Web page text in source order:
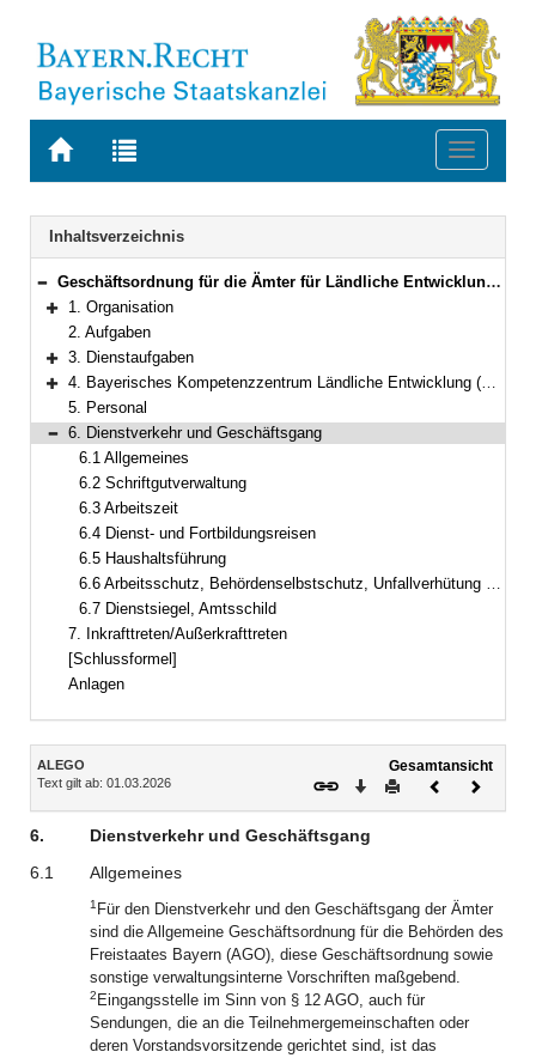
Zur
BAYERN.RECHT
Zur
letzten
Suche
Toggle
Navigation
Inhaltsverzeichnis
Bereich reduzieren
Geschäftsordnung für die Ämter für Ländliche Entwicklung in Bayern
Bereich erweitern
1. Organisation
2. Aufgaben
Bereich erweitern
3. Dienstaufgaben
Bereich erweitern
4. Bayerisches Kompetenzzentrum Ländliche Entwicklung (BayLE)
5. Personal
Bereich reduzieren
6. Dienstverkehr und Geschäftsgang
6.1 Allgemeines
6.2 Schriftgutverwaltung
6.3 Arbeitszeit
6.4 Dienst- und Fortbildungsreisen
6.5 Haushaltsführung
6.6 Arbeitsschutz, Behördenselbstschutz, Unfallverhütung und Feuerschutz
6.7 Dienstsiegel, Amtsschild
7. Inkrafttreten/Außerkrafttreten
[Schlussformel]
Anlagen
Inhalt
ALEGO
Text gilt ab: 01.03.2026
Gesamtansicht
Download
DruckenVorheriges
6.
Dienstverkehr und Geschäftsgang
6.1
Allgemeines
1 Für den Dienstverkehr und den Geschäftsgang der Ämter
sind die Allgemeine Geschäftsordnung für die Behörden des
Freistaates Bayern (AGO), diese Geschäftsordnung sowie
sonstige verwaltungsinterne Vorschriften maßgebend.
2 Eingangsstelle im Sinn von § 12 AGO, auch für
Sendungen, die an die Teilnehmergemeinschaften oder
deren Vorstandsvorsitzende gerichtet sind, ist das